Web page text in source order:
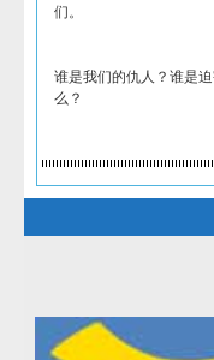
们。
谁是我们的仇人？谁是
么？